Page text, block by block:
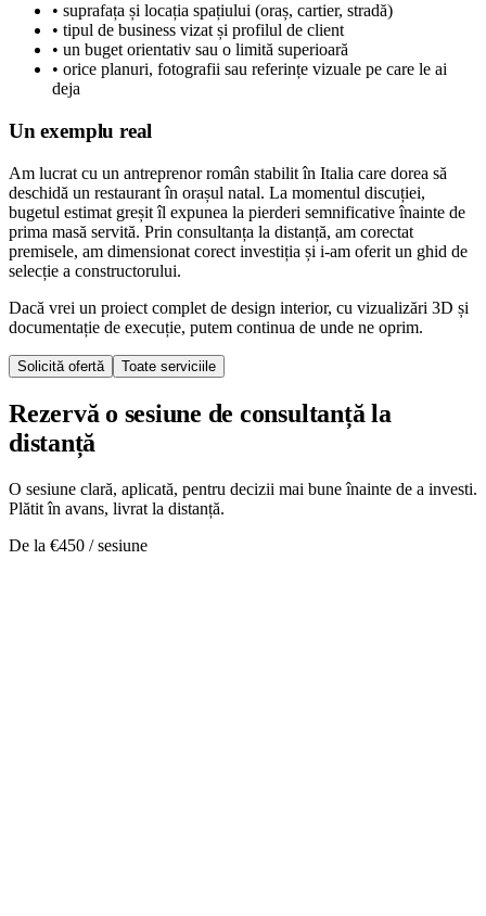
• suprafața și locația spațiului (oraș, cartier, stradă)
• tipul de business vizat și profilul de client
• un buget orientativ sau o limită superioară
• orice planuri, fotografii sau referințe vizuale pe care le ai
deja
Un exemplu real
Am lucrat cu un antreprenor român stabilit în Italia care dorea să
deschidă un restaurant în orașul natal. La momentul discuției,
bugetul estimat greșit îl expunea la pierderi semnificative înainte de
prima masă servită. Prin consultanța la distanță, am corectat
premisele, am dimensionat corect investiția și i-am oferit un ghid de
selecție a constructorului.
Dacă vrei un proiect complet de design interior, cu vizualizări 3D și
documentație de execuție, putem continua de unde ne oprim.
Solicită ofertă Toate serviciile
Rezervă o sesiune de consultanță la
distanță
O sesiune clară, aplicată, pentru decizii mai bune înainte de a investi.
Plătit în avans, livrat la distanță.
De la €450 / sesiune